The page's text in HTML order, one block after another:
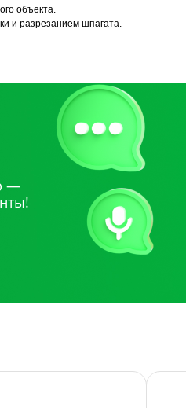
объекта.
и разрезанием шпагата.
—